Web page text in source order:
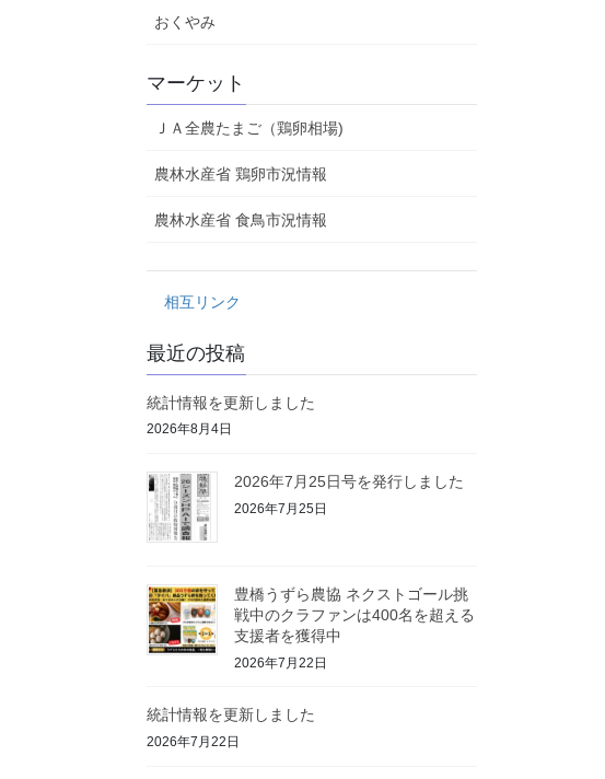
おくやみ
マーケット
ＪＡ全農たまご（鶏卵相場)
農林水産省 鶏卵市況情報
農林水産省 食鳥市況情報
相互リンク
最近の投稿
統計情報を更新しました
2026年8月4日
2026年7月25日号を発行しました
2026年7月25日
豊橋うずら農協 ネクストゴール挑
戦中のクラファンは400名を超える
支援者を獲得中
2026年7月22日
統計情報を更新しました
2026年7月22日